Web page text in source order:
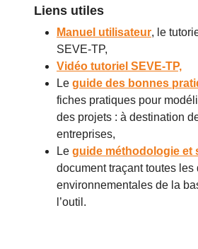
Liens utiles
Manuel utilisateur, le
SEVE-TP,
Vidéo tutoriel SEVE-TP,
Le guide des bonnes
fiches pratiques pour
des projets : à destination
entreprises,
Le guide méthodologie et
document traçant toutes les
environnementales de la
l’outil.